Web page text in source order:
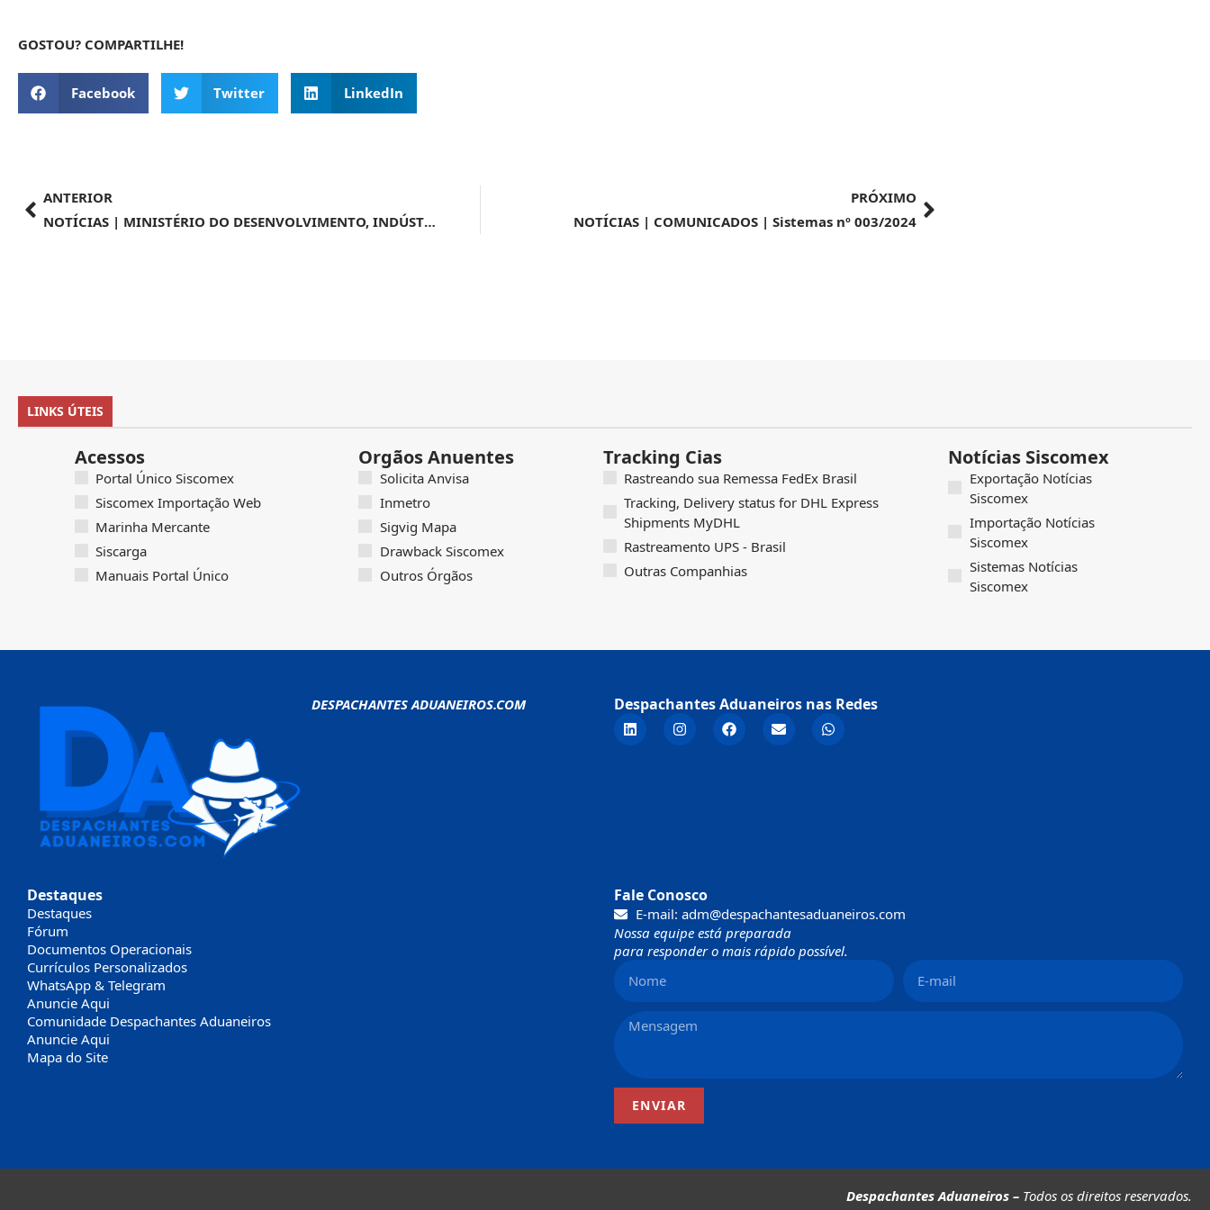
GOSTOU? COMPARTILHE!
Facebook Twitter LinkedIn
ANTERIOR
NOTÍCIAS | MINISTÉRIO DO DESENVOLVIMENTO, INDÚSTRIA, COMÉRCIO E SERVIÇOS | Medida dá novo estímulo ao financiamento das exportações
PRÓXIMO
NOTÍCIAS | COMUNICADOS | Sistemas nº 003/2024
LINKS ÚTEIS
Acessos
Portal Único Siscomex
Siscomex Importação Web
Marinha Mercante
Siscarga
Manuais Portal Único
Orgãos Anuentes
Solicita Anvisa
Inmetro
Sigvig Mapa
Drawback Siscomex
Outros Órgãos
Tracking Cias
Rastreando sua Remessa FedEx Brasil
Tracking, Delivery status for DHL Express
Shipments MyDHL
Rastreamento UPS - Brasil
Outras Companhias
Notícias Siscomex
Exportação Notícias
Siscomex
Importação Notícias
Siscomex
Sistemas Notícias
Siscomex
DESPACHANTES ADUANEIROS.COM Despachantes Aduaneiros nas Redes
Destaques
Destaques
Fórum
Documentos Operacionais
Currículos Personalizados
WhatsApp & Telegram
Anuncie Aqui
Comunidade Despachantes Aduaneiros
Anuncie Aqui
Mapa do Site
Fale Conosco
E-mail: adm@despachantesaduaneiros.com
Nossa equipe está preparada
para responder o mais rápido possível.
ENVIAR
Despachantes Aduaneiros – Todos os direitos reservados.